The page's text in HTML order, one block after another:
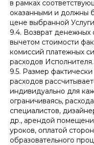
в рамках
оказанными и должны
цене выбранной
9.4. Возврат денежных
вычетом стоимости
комиссий платежных
расходов Исполнителя.
9.5. Размер
расходов
индивидуально для
ограничиваясь,
специалистов,
др., арендой
уроков, оплатой
образовательного